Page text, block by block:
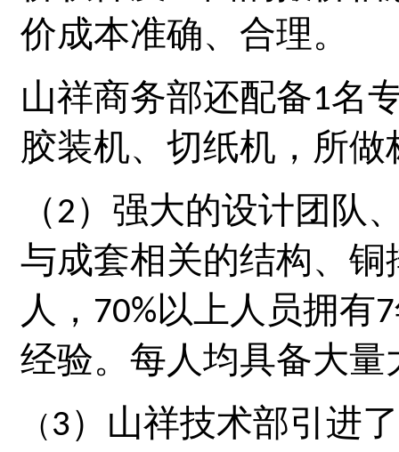
价成本准确、合理。
山祥商务部还配备1名
胶装机、切纸机，所
（2）强大的设计团队
与成套相关的结构、
人， 70%以上人员拥有7
经验。每人均具备大
（ 3） 山祥技术部引进